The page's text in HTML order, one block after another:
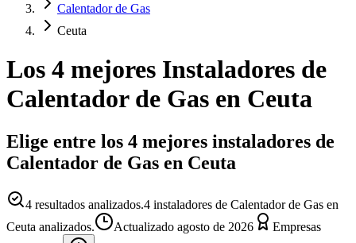
Calentador de Gas
Ceuta
Los 4 mejores Instaladores de
Calentador de Gas en Ceuta
Elige entre los 4 mejores instaladores de
Calentador de Gas en Ceuta
4 resultados analizados.4 instaladores de Calentador de Gas en
Ceuta analizados.
Actualizado agosto de 2026
Empresas